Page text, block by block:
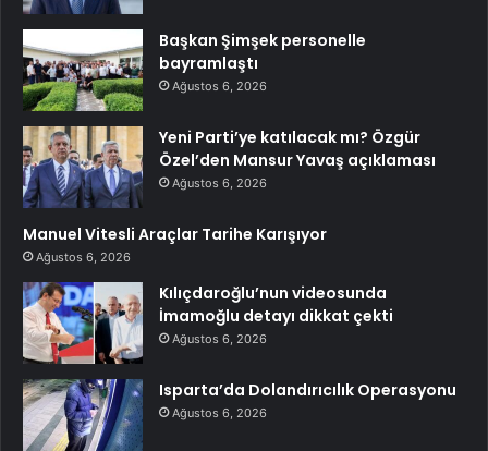
Başkan Şimşek personelle
bayramlaştı
Ağustos 6, 2026
Yeni Parti’ye katılacak mı? Özgür
Özel’den Mansur Yavaş açıklaması
Ağustos 6, 2026
Manuel Vitesli Araçlar Tarihe Karışıyor
Ağustos 6, 2026
Kılıçdaroğlu’nun videosunda
İmamoğlu detayı dikkat çekti
Ağustos 6, 2026
Isparta’da Dolandırıcılık Operasyonu
Ağustos 6, 2026